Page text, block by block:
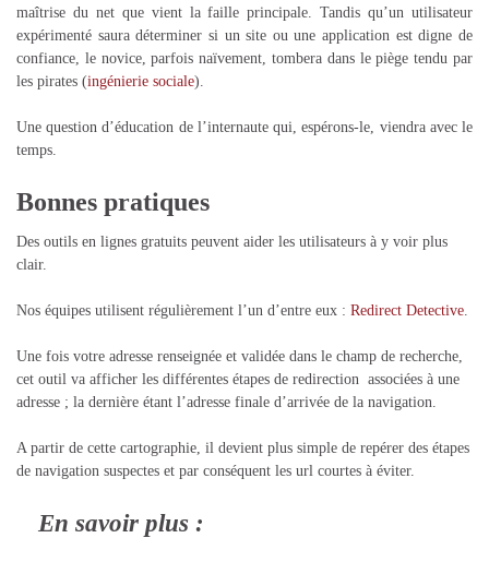
maîtrise du net que vient la faille principale. Tandis qu’un utilisateur
expérimenté saura déterminer si un site ou une application est digne de
confiance, le novice, parfois naïvement, tombera dans le piège tendu par
les pirates (ingénierie sociale).
Une question d’éducation de l’internaute qui, espérons-le, viendra avec le
temps.
Bonnes pratiques
Des outils en lignes gratuits peuvent aider les utilisateurs à y voir plus
clair.
Nos équipes utilisent régulièrement l’un d’entre eux : Redirect Detective.
Une fois votre adresse renseignée et validée dans le champ de recherche,
cet outil va afficher les différentes étapes de redirection associées à une
adresse ; la dernière étant l’adresse finale d’arrivée de la navigation.
A partir de cette cartographie, il devient plus simple de repérer des étapes
de navigation suspectes et par conséquent les url courtes à éviter.
En savoir plus :